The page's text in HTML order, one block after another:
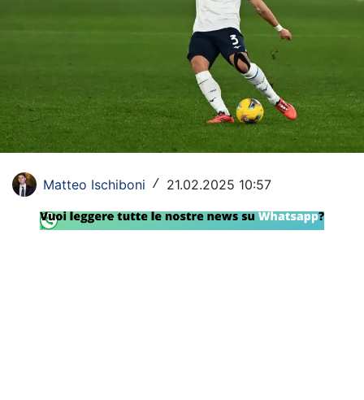
Europa League
Altri Sport
Formula 1
Matteo Ischiboni / 21.02.2025 10:57